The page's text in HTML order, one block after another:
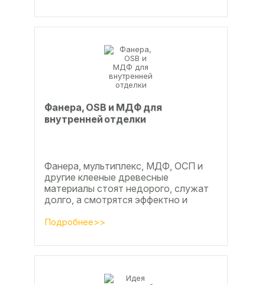
Фанера, OSB и МДФ для
внутренней отделки
Фанера, мультиплекс, МДФ, ОСП и
другие клееные древесные
материалы стоят недорого, служат
долго, а смотрятся эффектно и
Подробнее>>